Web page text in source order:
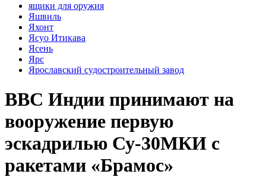
ящики для оружия
Яшвиль
Яхонт
Ясуо Итикава
Ясень
Ярс
Ярославский судостроительный завод
ВВС Индии принимают на
вооружение первую
эскадрилью Су-30МКИ с
ракетами «Брамос»